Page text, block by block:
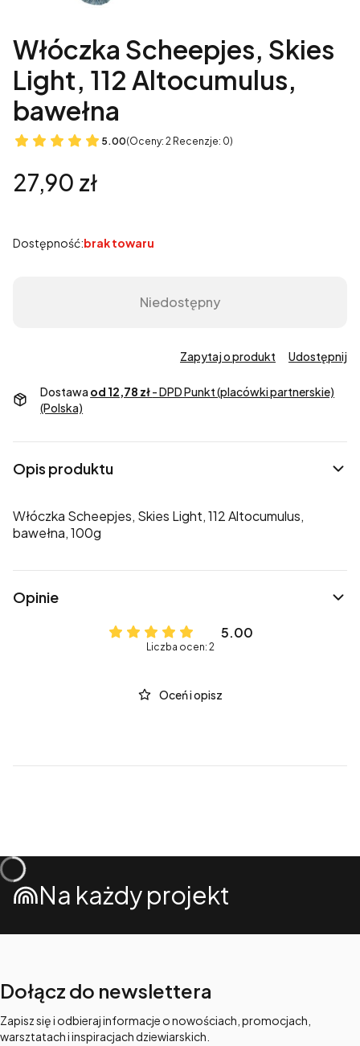
Włóczka Scheepjes, Skies
Light, 112 Altocumulus,
bawełna
5.00(Oceny: 2 Recenzje: 0)
Cena
27,90 zł
Dostępność:brak towaru
Niedostępny
Zapytaj o produkt Udostępnij
Dostawa od 12,78 zł- DPD Punkt (placówki partnerskie)
(Polska)
Opis produktu
Włóczka Scheepjes, Skies Light, 112 Altocumulus,
bawełna, 100g
Opinie
5.00
Liczba ocen: 2
Oceń i opisz
Na każdy projekt
Dołącz do newslettera
Zapisz się i odbieraj informacje o nowościach, promocjach,
warsztatach i inspiracjach dziewiarskich.